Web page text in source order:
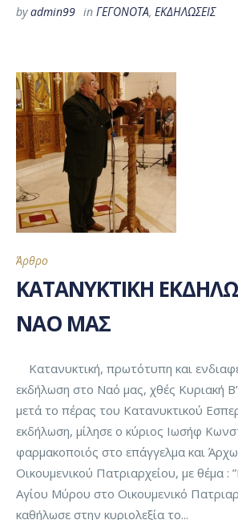
byadmin99 in ΓΕΓΟΝΟΤΑ, ΕΚΔΗΛΩΣΕΙΣ
Άρθρο
ΚΑΤΑΝΥΚΤΙΚΗ
ΝΑΟ ΜΑΣ
Κατανυκτική, πρωτότυπη και
εκδήλωση στο Ναό μας, χθές Κυριακή
μετά το πέρας του Κατανυκτικού
εκδήλωση, μίλησε ο κύριος Ιωσήφ
φαρμακοποιός στο επάγγελμα και
Οικουμενικού Πατριαρχείου, με θέμα :
Αγίου Μύρου στο Οικουμενικό
καθήλωσε στην κυριολεξία το...